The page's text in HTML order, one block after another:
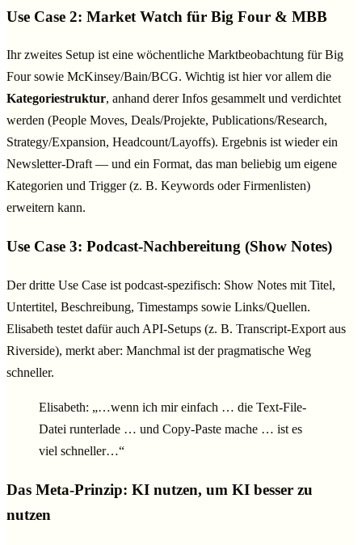
Use Case 2: Market Watch für Big Four & MBB
Ihr zweites Setup ist eine wöchentliche Marktbeobachtung für Big
Four sowie McKinsey/Bain/BCG. Wichtig ist hier vor allem die
Kategoriestruktur, anhand derer Infos gesammelt und verdichtet
werden (People Moves, Deals/Projekte, Publications/Research,
Strategy/Expansion, Headcount/Layoffs). Ergebnis ist wieder ein
Newsletter-Draft — und ein Format, das man beliebig um eigene
Kategorien und Trigger (z. B. Keywords oder Firmenlisten)
erweitern kann.
Use Case 3: Podcast-Nachbereitung (Show Notes)
Der dritte Use Case ist podcast-spezifisch: Show Notes mit Titel,
Untertitel, Beschreibung, Timestamps sowie Links/Quellen.
Elisabeth testet dafür auch API-Setups (z. B. Transcript-Export aus
Riverside), merkt aber: Manchmal ist der pragmatische Weg
schneller.
Elisabeth: „…wenn ich mir einfach … die Text-File-
Datei runterlade … und Copy-Paste mache … ist es
viel schneller…“
Das Meta-Prinzip: KI nutzen, um KI besser zu
nutzen